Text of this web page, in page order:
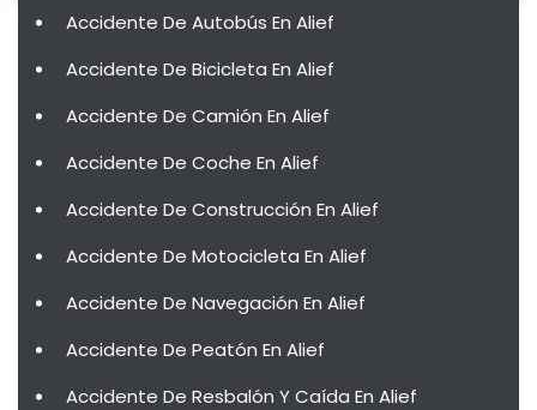
Accidente De Autobús En Alief
Accidente De Bicicleta En Alief
Accidente De Camión En Alief
Accidente De Coche En Alief
Accidente De Construcción En Alief
Accidente De Motocicleta En Alief
Accidente De Navegación En Alief
Accidente De Peatón En Alief
Accidente De Resbalón Y Caída En Alief